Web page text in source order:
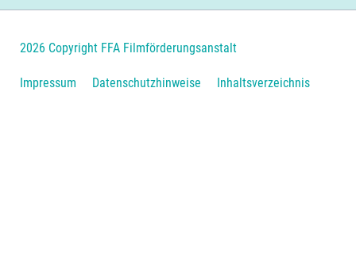
2026 Copyright FFA Filmförderungsanstalt
Navigation
Impressum Datenschutzhinweise Inhaltsverzeichnis